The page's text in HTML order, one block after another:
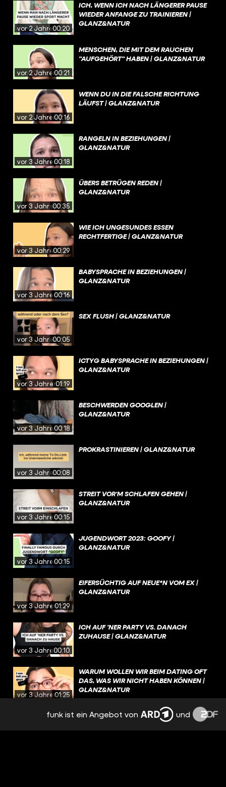
vor 2 Jahren00:20
ICH, WENN ICH NACH LÄNGERER PAUSE
WIEDER ANFANGE ZU TRAINIEREN |
GLANZ&NATUR
vor 2 Jahren00:21
MENSCHEN, DIE MIT DEM RAUCHEN
"AUFGEHÖRT" HABEN | GLANZ&NATUR
vor 2 Jahren00:16
WENN DU IN DIE FALSCHE RICHTUNG
LÄUFST | GLANZ&NATUR
vor 3 Jahren00:18
RANGELN IN BEZIEHUNGEN |
GLANZ&NATUR
vor 3 Jahren00:35
ÜBERS BETRÜGEN REDEN |
GLANZ&NATUR
vor 3 Jahren00:29
WIE ICH UNGESUNDES ESSEN
RECHTFERTIGE | GLANZ&NATUR
vor 3 Jahren00:16
BABYSPRACHE IN BEZIEHUNGEN |
GLANZ&NATUR
vor 3 Jahren00:05
SEX FLUSH | GLANZ&NATUR
vor 3 Jahren01:19
ICTYG BABYSPRACHE IN BEZIEHUNGEN |
GLANZ&NATUR
vor 3 Jahren00:18
BESCHWERDEN GOOGLEN |
GLANZ&NATUR
vor 3 Jahren00:08
PROKRASTINIEREN | GLANZ&NATUR
vor 3 Jahren00:15
STREIT VOR‘M SCHLAFEN GEHEN |
GLANZ&NATUR
vor 3 Jahren00:15
JUGENDWORT 2023: GOOFY |
GLANZ&NATUR
vor 3 Jahren01:29
EIFERSÜCHTIG AUF NEUE*N VOM EX |
GLANZ&NATUR
vor 3 Jahren00:10
ICH AUF 'NER PARTY VS. DANACH
ZUHAUSE | GLANZ&NATUR
vor 3 Jahren01:25
WARUM WOLLEN WIR BEIM DATING OFT
DAS, WAS WIR NICHT HABEN KÖNNEN |
GLANZ&NATUR
NERVIGE EIGENSCHAFTEN |
funk ist ein Angebot von und